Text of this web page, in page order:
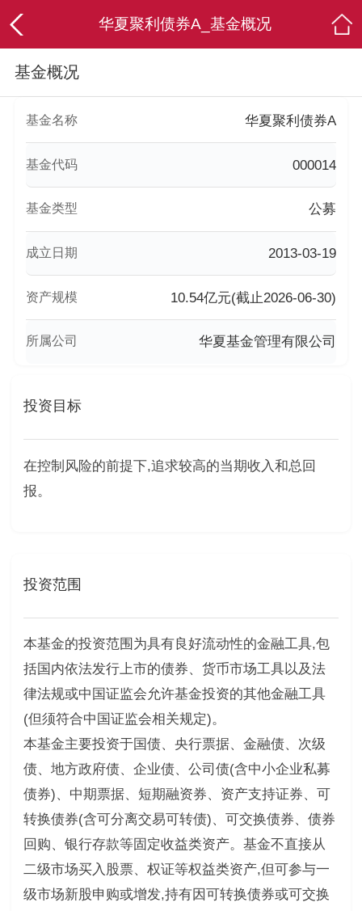
华夏聚利债券A_基金概况
基金概况
基金名称 华夏聚利债券A
基金代码 000014
基金类型 公募
成立日期 2013-03-19
资产规模 10.54亿元(截止2026-06-30)
所属公司 华夏基金管理有限公司
投资目标
在控制风险的前提下,追求较高的当期收入和总回
报。
投资范围
本基金的投资范围为具有良好流动性的金融工具,包
括国内依法发行上市的债券、货币市场工具以及法
律法规或中国证监会允许基金投资的其他金融工具
(但须符合中国证监会相关规定)。
本基金主要投资于国债、央行票据、金融债、次级
债、地方政府债、企业债、公司债(含中小企业私募
债券)、中期票据、短期融资券、资产支持证券、可
转换债券(含可分离交易可转债)、可交换债券、债券
回购、银行存款等固定收益类资产。基金不直接从
二级市场买入股票、权证等权益类资产,但可参与一
级市场新股申购或增发,持有因可转换债券或可交换